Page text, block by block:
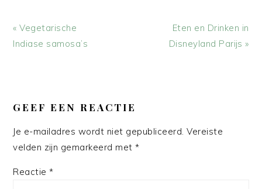
Vorig
bericht:
« Vegetarische
Indiase samosa’s
Volgend
bericht:
Eten en Drinken in
Disneyland Parijs »
INTERACTIES
GEEF EEN REACTIE
Je e-mailadres wordt niet gepubliceerd. Vereiste
velden zijn gemarkeerd met*
Reactie*